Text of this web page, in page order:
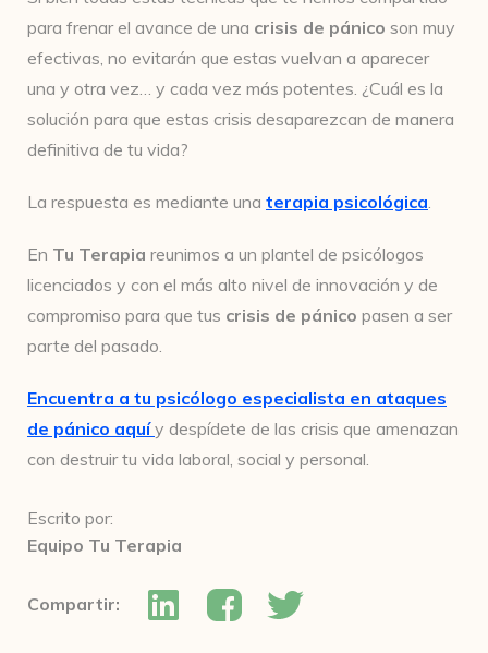
para frenar el avance de una crisis de pánico son muy
efectivas, no evitarán que estas vuelvan a aparecer
una y otra vez… y cada vez más potentes. ¿Cuál es la
solución para que estas crisis desaparezcan de manera
definitiva de tu vida?
La respuesta es mediante una terapia psicológica.
En Tu Terapia reunimos a un plantel de psicólogos
licenciados y con el más alto nivel de innovación y de
compromiso para que tus crisis de pánico pasen a ser
parte del pasado.
Encuentra a tu psicólogo especialista en ataques
de pánico aquíy despídete de las crisis que amenazan
con destruir tu vida laboral, social y personal.
Escrito por:
Equipo Tu Terapia
Compartir: